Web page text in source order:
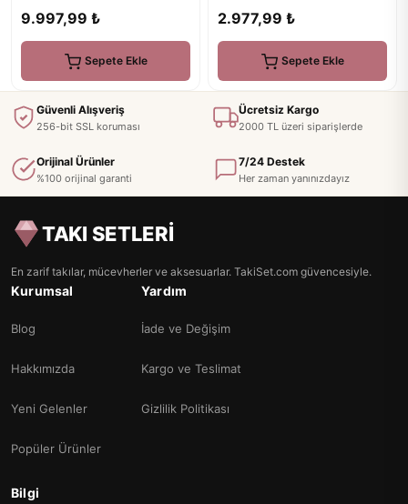
9.997,99 ₺
Sepete Ekle
2.977,99 ₺
Sepete Ekle
Güvenli Alışveriş
256-bit SSL koruması
Ücretsiz Kargo
2000 TL üzeri siparişlerde
Orijinal Ürünler
%100 orijinal garanti
7/24 Destek
Her zaman yanınızdayız
TAKI SETLERİ
En zarif takılar, mücevherler ve aksesuarlar. TakiSet.com güvencesiyle.
Kurumsal
Blog
Hakkımızda
Yeni Gelenler
Popüler Ürünler
Yardım
İade ve Değişim
Kargo ve Teslimat
Gizlilik Politikası
Bilgi